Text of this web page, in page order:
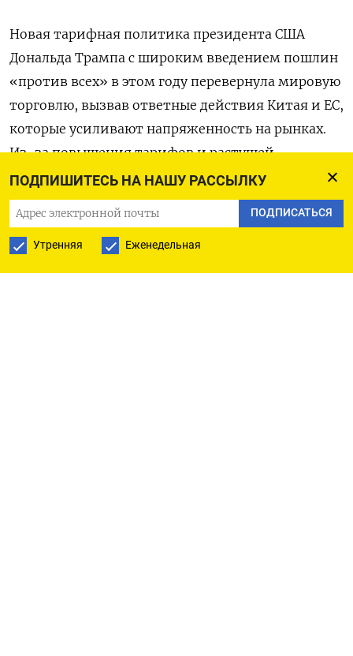
ПОДПИШИТЕСЬ НА НАШУ РАССЫЛКУ
ПОДПИСАТЬСЯ
Утренняя Еженедельная
Новая тарифная политика президента США
Дональда Трампа с широким введением пошлин
«против всех» в этом году перевернула мировую
торговлю, вызвав ответные действия Китая и ЕС,
которые усиливают напряженность на рынках.
Из-за повышения тарифов и растущей
неопределенности Всемирный банк снизил
прогноз роста мировой экономики на 2025 год
на 0,4 процентного пункта до 2,3%, ожидая
замедление роста мировой торговли до 1,8% в
2025 году с 3,4% в 2024 году.